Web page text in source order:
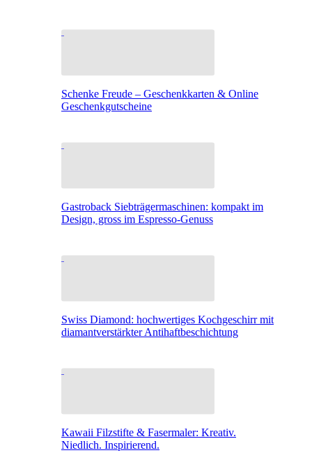
Schenke Freude – Geschenkkarten & Online
Geschenkgutscheine
Gastroback Siebträgermaschinen: kompakt im
Design, gross im Espresso-Genuss
Swiss Diamond: hochwertiges Kochgeschirr mit
diamantverstärkter Antihaftbeschichtung
Kawaii Filzstifte & Fasermaler: Kreativ.
Niedlich. Inspirierend.